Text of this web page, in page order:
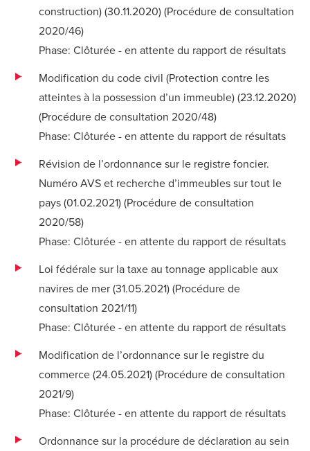
construction) (30.11.2020) (Procédure de consultation
2020/46)
Phase: Clôturée - en attente du rapport de résultats
Modification du code civil (Protection contre les
atteintes à la possession d’un immeuble) (23.12.2020)
(Procédure de consultation 2020/48)
Phase: Clôturée - en attente du rapport de résultats
Révision de l’ordonnance sur le registre foncier.
Numéro AVS et recherche d’immeubles sur tout le
pays (01.02.2021) (Procédure de consultation
2020/58)
Phase: Clôturée - en attente du rapport de résultats
Loi fédérale sur la taxe au tonnage applicable aux
navires de mer (31.05.2021) (Procédure de
consultation 2021/11)
Phase: Clôturée - en attente du rapport de résultats
Modification de l’ordonnance sur le registre du
commerce (24.05.2021) (Procédure de consultation
2021/9)
Phase: Clôturée - en attente du rapport de résultats
Ordonnance sur la procédure de déclaration au sein